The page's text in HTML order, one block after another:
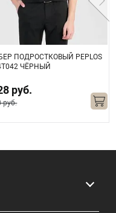
ПОДРОСТКОВЫЙ PEPLOS
ЧЁРНЫЙ
руб.
руб.